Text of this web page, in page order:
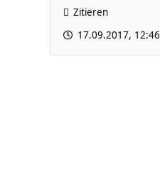
Zitieren
17.09.2017, 12:46